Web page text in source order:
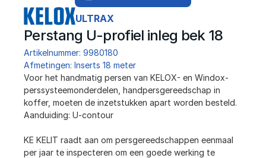
ULTRAX
Perstang U-profiel inleg bek 18
Artikelnummer: 9980180
Afmetingen: Inserts 18 meter
﻿Voor het handmatig persen van KELOX- en Windox-
perssysteemonderdelen, handpersgereedschap in
koffer, moeten de inzetstukken apart worden besteld.
Aanduiding: U-contour
KE KELIT raadt aan om persgereedschappen eenmaal
per jaar te inspecteren om een ​​goede werking te